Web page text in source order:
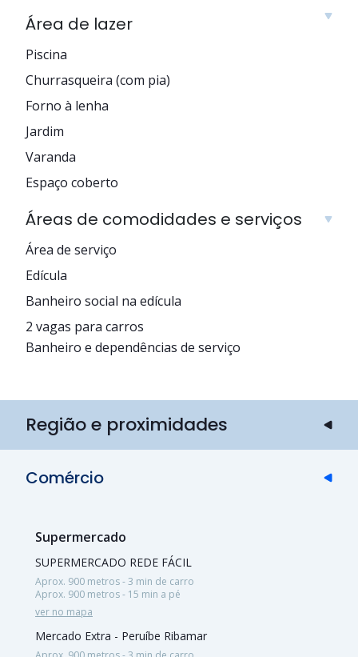
Área de lazer
Piscina
Churrasqueira (com pia)
Forno à lenha
Jardim
Varanda
Espaço coberto
Áreas de comodidades e serviços
Área de serviço
Edícula
Banheiro social na edícula
2 vagas para carros
Banheiro e dependências de serviço
Região e proximidades
Comércio
Supermercado
SUPERMERCADO REDE FÁCIL
Aprox. 900 metros - 3 min de carro
Aprox. 900 metros - 15 min a pé
ver no mapa
Mercado Extra - Peruíbe Ribamar